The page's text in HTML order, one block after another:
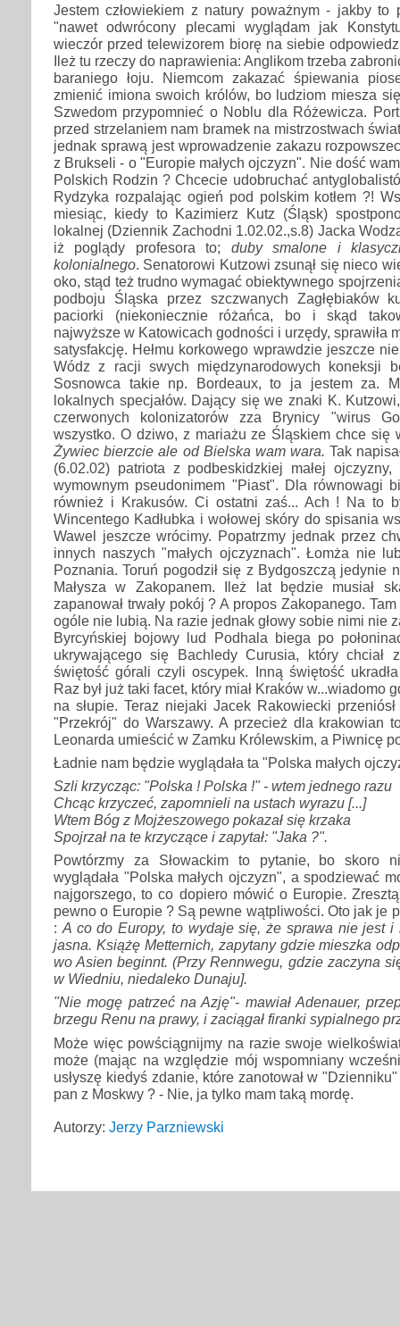
Jestem człowiekiem z natury poważnym - jakby to
"nawet odwrócony plecami wyglądam jak
wieczór przed telewizorem biorę na siebie
Ileż tu rzeczy do naprawienia: Anglikom trzeba
baraniego łoju. Niemcom zakazać śpiewania
zmienić imiona swoich królów, bo ludziom miesza
Szwedom przypomnieć o Noblu dla Różewicza.
przed strzelaniem nam bramek na mistrzostwach
jednak sprawą jest wprowadzenie zakazu
z Brukseli - o "Europie małych ojczyzn". Nie dość
Polskich Rodzin ? Chcecie udobruchać
Rydzyka rozpalając ogień pod polskim kotłem ?!
miesiąc, kiedy to Kazimierz Kutz (Śląsk)
lokalnej (Dziennik Zachodni 1.02.02.,s.8) Jacka
iż poglądy profesora to; duby smalone i
kolonialnego. Senatorowi Kutzowi zsunął się nieco
oko, stąd też trudno wymagać obiektywnego
podboju Śląska przez szczwanych Zagłębiaków
paciorki (niekoniecznie różańca, bo i skąd
najwyższe w Katowicach godności i urzędy, sprawiła
satysfakcję. Hełmu korkowego wprawdzie jeszcze
Wódz z racji swych międzynarodowych koneksji
Sosnowca takie np. Bordeaux, to ja jestem za.
lokalnych specjałów. Dający się we znaki K.
czerwonych kolonizatorów zza Brynicy "wirus
wszystko. O dziwo, z mariażu ze Śląskiem chce się
Żywiec bierzcie ale od Bielska wam wara. Tak
(6.02.02) patriota z podbeskidzkiej małej
wymownym pseudonimem "Piast". Dla równowagi
również i Krakusów. Ci ostatni zaś... Ach ! Na to
Wincentego Kadłubka i wołowej skóry do spisania
Wawel jeszcze wrócimy. Popatrzmy jednak przez
innych naszych "małych ojczyznach". Łomża nie
Poznania. Toruń pogodził się z Bydgoszczą jedynie
Małysza w Zakopanem. Ileż lat będzie musiał
zapanował trwały pokój ? A propos Zakopanego.
ogóle nie lubią. Na razie jednak głowy sobie nimi nie
Byrcyńskiej bojowy lud Podhala biega po
ukrywającego się Bachledy Curusia, który chciał
świętość górali czyli oscypek. Inną świętość
Raz był już taki facet, który miał Kraków w...wiadomo
na słupie. Teraz niejaki Jacek Rakowiecki
"Przekrój" do Warszawy. A przecież dla krakowian
Leonarda umieścić w Zamku Królewskim, a Piwnicę
Ładnie nam będzie wyglądała ta "Polska małych
Szli krzycząc: "Polska ! Polska !" - wtem jednego razu
Chcąc krzyczeć, zapomnieli na ustach wyrazu [...]
Wtem Bóg z Mojżeszowego pokazał się krzaka
Spojrzał na te krzyczące i zapytał: "Jaka ?".
Powtórzmy za Słowackim to pytanie, bo skoro
wyglądała "Polska małych ojczyzn", a spodziewać
najgorszego, to co dopiero mówić o Europie.
pewno o Europie ? Są pewne wątpliwości. Oto jak je
: A co do Europy, to wydaje się, że sprawa nie jest i
jasna. Książę Metternich, zapytany gdzie mieszka
wo Asien beginnt. (Przy Rennwegu, gdzie zaczyna
w Wiedniu, niedaleko Dunaju].
"Nie mogę patrzeć na Azję"- mawiał Adenauer,
brzegu Renu na prawy, i zaciągał firanki sypialnego
Może więc powściągnijmy na razie swoje
może (mając na względzie mój wspomniany
usłyszę kiedyś zdanie, które zanotował w
pan z Moskwy ? - Nie, ja tylko mam taką mordę.
Autorzy: Jerzy Parzniewski